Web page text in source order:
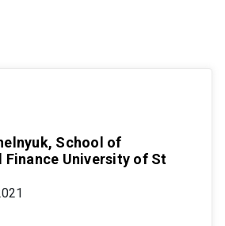
School of
Finance University of St